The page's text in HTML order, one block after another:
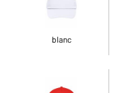
blanc